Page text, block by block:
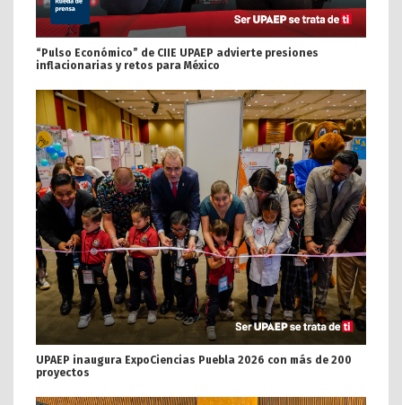
“Pulso Económico” de CIIE UPAEP advierte presiones
inflacionarias y retos para México
UPAEP inaugura ExpoCiencias Puebla 2026 con más de 200
proyectos